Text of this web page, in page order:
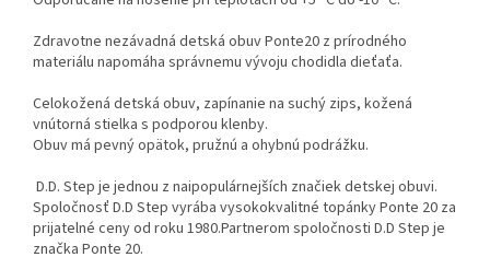
Zdravotne nezávadná detská obuv Ponte20 z prírodného
materiálu napomáha správnemu vývoju chodidla dieťaťa.
Celokožená detská obuv, zapínanie na suchý zips, kožená
vnútorná stielka s podporou klenby.
Obuv má pevný opätok, pružnú a ohybnú podrážku.
D.D. Step je jednou z naipopulárnejších značiek detskej obuvi.
Spoločnosť D.D Step vyrába vysokokvalitné topánky Ponte 20 za
prijatelné ceny od roku 1980.Partnerom spoločnosti D.D Step je
značka Ponte 20.